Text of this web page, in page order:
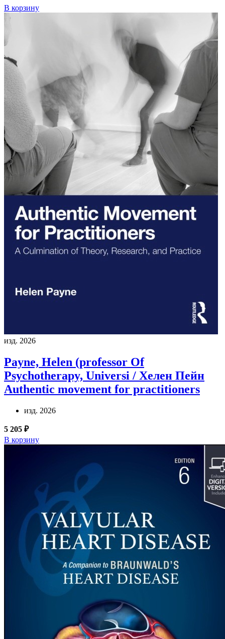
В корзину
изд. 2026
Payne, Helen (professor Of
Psychotherapy, Universi / Хелен Пейн
Authentic movement for practitioners
изд. 2026
5 205 ₽
В корзину